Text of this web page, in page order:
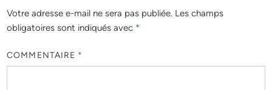
Votre adresse e-mail ne sera pas publiée. Les champs
obligatoires sont indiqués avec *
COMMENTAIRE *